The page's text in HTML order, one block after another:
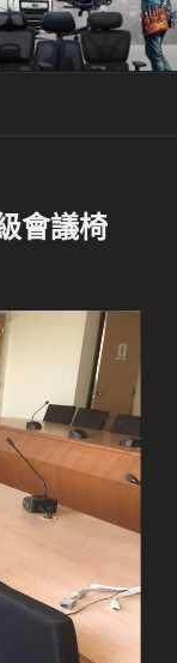
會議椅